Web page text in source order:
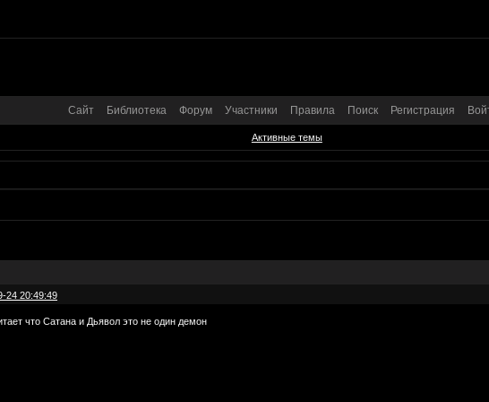
Сайт Библиотека Форум Участники Правила Поиск Регистрация
Активные темы
24 20:49:49
что Сатана и Дьявол это не один демон